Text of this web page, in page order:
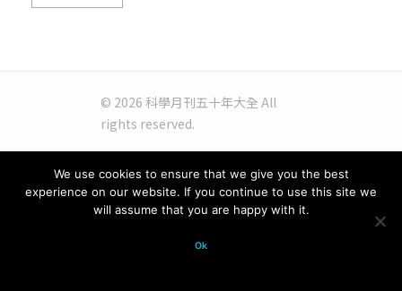
© 2026 科學月刊五十年大全 All
rights reserved.
We use cookies to ensure that we give you the best
experience on our website. If you continue to use this site we
will assume that you are happy with it.
Ok